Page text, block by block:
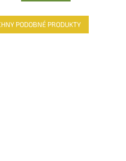
PODOBNÉ PRODUKTY